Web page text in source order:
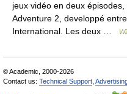
jeux vidéo en deux
Adventure 2, developpé
International. Les deux …
© Academic, 2000-2026
Contact us: Technical Support